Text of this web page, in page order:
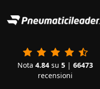
Nota 4.84 su 5 | 66473
recensioni